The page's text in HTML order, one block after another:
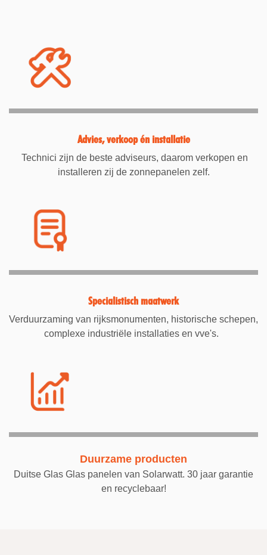
Advies, verkoop én installatie
Technici zijn de beste adviseurs, daarom verkopen en
installeren zij de zonnepanelen zelf.
Specialistisch maatwerk
Verduurzaming van rijksmonumenten, historische schepen,
complexe industriële installaties en vve's.
Duurzame producten
Duitse Glas Glas panelen van Solarwatt. 30 jaar garantie
en recyclebaar!